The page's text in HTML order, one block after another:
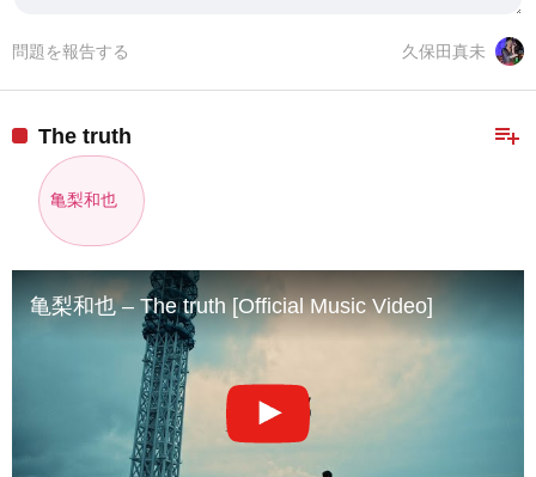
久保田真未
問題を報告する
playlist_add
The truth
亀梨和也
亀梨和也 – The truth [Official Music Video]